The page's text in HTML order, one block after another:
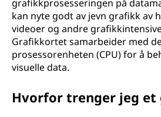
grafikkprosesseringen på
kan nyte godt av jevn grafikk av
videoer og andre
Grafikkortet samarbeider med
prosessorenheten (CPU) for å
visuelle data.
Hvorfor trenger jeg